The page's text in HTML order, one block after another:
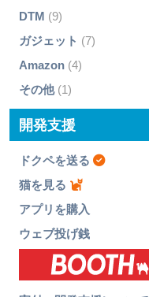
DTM (9)
ガジェット (7)
Amazon(4)
その他(1)
開発支援
ドクペを送る
猫を見る
アプリを購入
ウェブ投げ銭